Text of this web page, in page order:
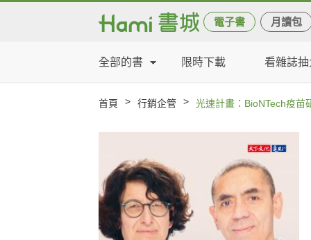
電子書 月讀包
全部的書 限時下載 看雜誌
首頁 > 行銷企管 > 光速計畫：BioNTech疫苗